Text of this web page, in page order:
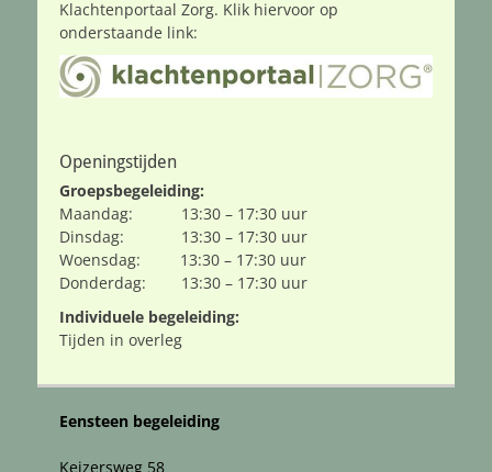
Klachtenportaal Zorg. Klik hiervoor op
onderstaande link:
Openingstijden
Groepsbegeleiding:
Maandag: 13:30 – 17:30 uur
Dinsdag: 13:30 – 17:30 uur
Woensdag: 13:30 – 17:30 uur
Donderdag: 13:30 – 17:30 uur
Individuele begeleiding:
Tijden in overleg
Eensteen begeleiding
Keizersweg 58